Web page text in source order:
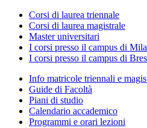
Corsi di laurea triennale
Corsi di laurea magistrale
Master universitari
I corsi presso il campus di
I corsi presso il campus di
Info matricole triennali e
Guide di Facoltà
Piani di studio
Calendario accademico
Programmi e orari lezioni